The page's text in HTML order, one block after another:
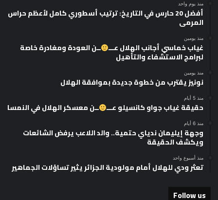
منذ يوم واحد
أفضل 20 حارس في التاريخ: ترتيب أسطوري كامل لأعظم حراس
المرمى
منذ يومين
غياب خماسي أجانب الهلال عـــ ــن العودة ومغادرة خاصة
لبرامج الاستشفاء والتأهيل
منذ يومين
نونيز يقترب من خطوة جديدة بموافقة الهلال
منذ 5 أيام
حقيقة غياب جواو كانسيلو عـــ ــن معسكر الهلال في النمسا
منذ 6 أيام
وجهة إيليمان ندياي حتمية.. والد اللاعب يرفض الشائعات
ويكشف الحقيقة
منذ أسبوع واحد
تعثر ودي للهلال أمام مولودية الجزائر يثير تساؤلات الجماهير
Follow us